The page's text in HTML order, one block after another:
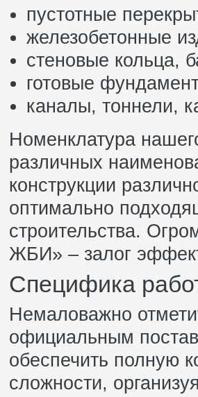
пустотные
железобетонные
стеновые кольца,
готовые
каналы, тоннели,
Номенклатура
различных
конструкции
оптимально
строительства.
ЖБИ» – залог
Специфика
Немаловажно
официальным
обеспечить полную
сложности,